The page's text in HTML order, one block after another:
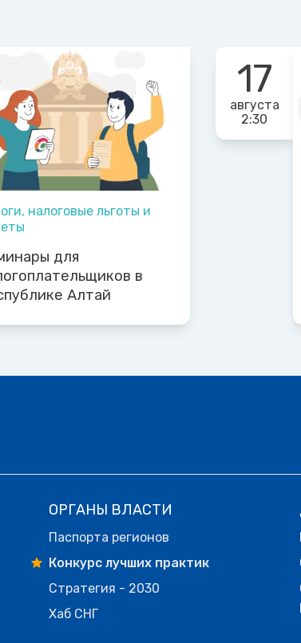
налоговые льготы и
для
в
Алтай
17
августа
2:30
ОРГАНЫ ВЛАСТИ
Паспорта регионов
Конкурс лучших практик
Стратегия - 2030
Хаб СНГ